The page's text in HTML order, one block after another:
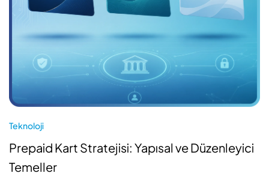
Teknoloji
Prepaid Kart Stratejisi: Yapısal ve Düzenleyici
Temeller